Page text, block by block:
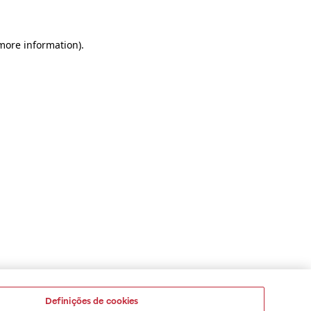
information).
Definições de cookies